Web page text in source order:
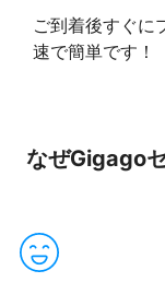
ご到着後すぐに
速で簡単です！
なぜGigago